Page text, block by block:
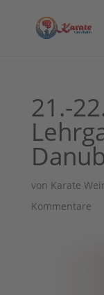
21.-
von Karate
Kommentare